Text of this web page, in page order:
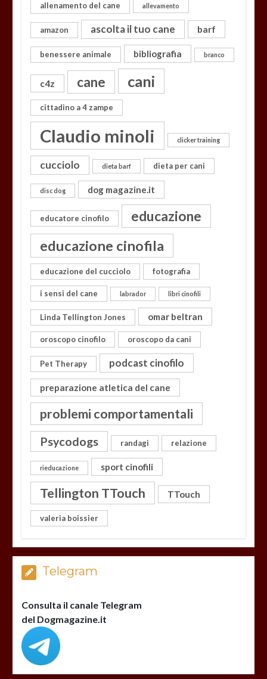
allenamento del cane allevamento
amazon ascolta il tuo cane barf
benessere animale bibliografia branco
c4z cane cani
cittadino a 4 zampe
Claudio minoli clicker training
cucciolo dieta barf dieta per cani
disc dog dog magazine.it
educatore cinofilo educazione
educazione cinofila
educazione del cucciolo fotografia
i sensi del cane labrador libri cinofili
Linda Tellington Jones omar beltran
oroscopo cinofilo oroscopo da cani
Pet Therapy podcast cinofilo
preparazione atletica del cane
problemi comportamentali
Psycodogs randagi relazione
rieducazione sport cinofili
Tellington TTouch TTouch
valeria boissier
Telegram
Consulta il canale Telegram
del Dogmagazine.it